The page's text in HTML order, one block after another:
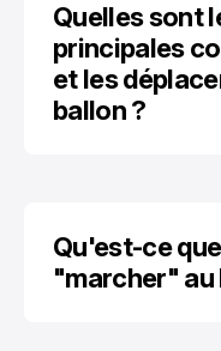
Quelles sont
principales
et les
ballon ?
Qu'est-ce
"marcher" au